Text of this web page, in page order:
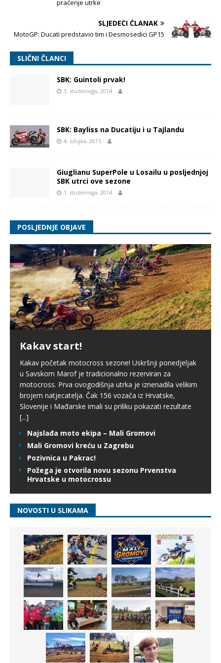
praćenje utrke
SLJEDEĆI ČLANAK
MotoGP: Ducati predstavio tim i Desmosedici GP15
SLIČNI ČLANCI
SBK: Guintoli prvak!
3. studenoga, 2014
SBK: Bayliss na Ducatiju i u Tajlandu
4. ožujka, 2015
Giuglianu SuperPole u Losailu u posljednjoj
SBK utrci ove sezone
1. studenoga, 2014
POSLJEDNJE OBJAVE
Kakav start!
Kakav početak motocross sezone! Uskršnji ponedjeljak
u Savskom Marof je tradicionalno rezerviran za
motocross. Prva ovogodišnja utrka je iznenadila velikim
brojem natjecatelja. Čak 156 vozača iz Hrvatske,
Slovenije i Mađarske imali su priliku pokazati rezultate
[...]
Najslađa moto ekipa – Mali Gromovi
Mali Gromovi kreću u Zagrebu
Pozivnica u Pakrac!
Požega je otvorila novu sezonu Prvenstva
Hrvatske u motocrossu
NOVOSTI U SLIKAMA